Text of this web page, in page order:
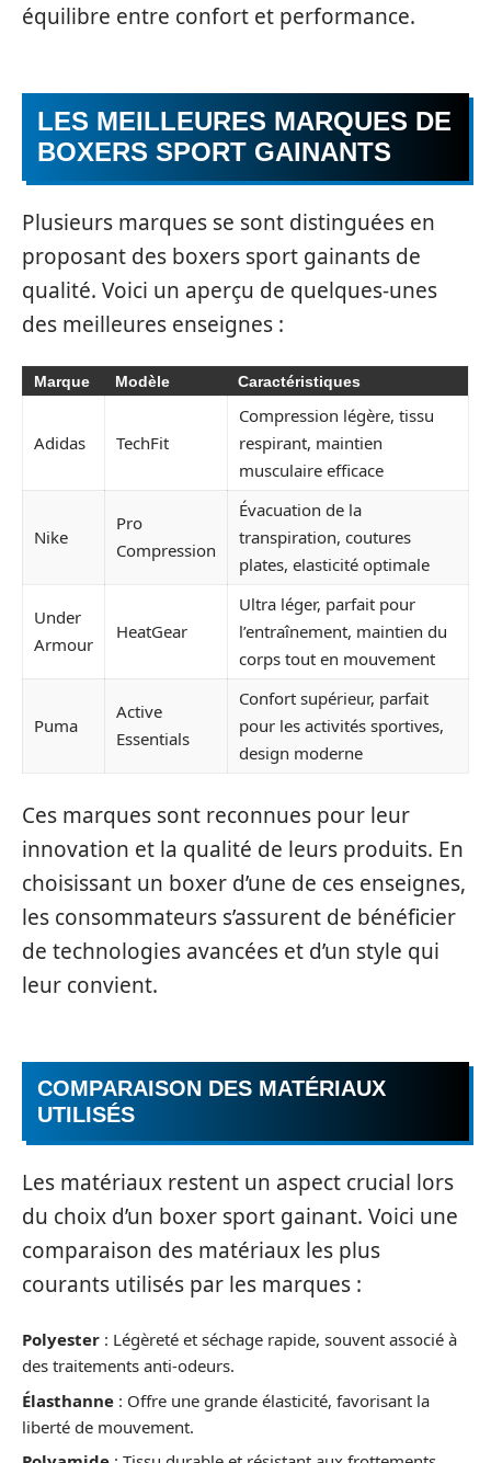
équilibre entre confort et performance.
LES MEILLEURES MARQUES DE
BOXERS SPORT GAINANTS
Plusieurs marques se sont distinguées en
proposant des boxers sport gainants de
qualité. Voici un aperçu de quelques-unes
des meilleures enseignes :
Marque Modèle Caractéristiques
Adidas TechFit
Compression légère, tissu
respirant, maintien
musculaire efficace
Nike
Pro
Compression
Évacuation de la
transpiration, coutures
plates, elasticité optimale
Under
Armour
HeatGear
Ultra léger, parfait pour
l’entraînement, maintien du
corps tout en mouvement
Puma
Active
Essentials
Confort supérieur, parfait
pour les activités sportives,
design moderne
Ces marques sont reconnues pour leur
innovation et la qualité de leurs produits. En
choisissant un boxer d’une de ces enseignes,
les consommateurs s’assurent de bénéficier
de technologies avancées et d’un style qui
leur convient.
COMPARAISON DES MATÉRIAUX
UTILISÉS
Les matériaux restent un aspect crucial lors
du choix d’un boxer sport gainant. Voici une
comparaison des matériaux les plus
courants utilisés par les marques :
Polyester : Légèreté et séchage rapide, souvent associé à
des traitements anti-odeurs.
Élasthanne : Offre une grande élasticité, favorisant la
liberté de mouvement.